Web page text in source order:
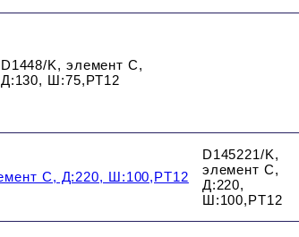
D1448/K, элемент C,
Д:130, Ш:75,PT12
D145221/K,
элемент C,
Д:220,
Ш:100,PT12